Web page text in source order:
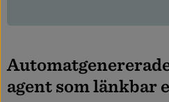
Automatgenererad
agentsomlänkbare